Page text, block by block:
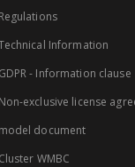
Regulations
Information
GDPR - Information clause
Non-exclusive license
model document
Cluster WMBC